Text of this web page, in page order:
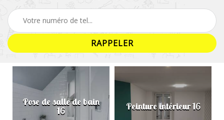
Pose de salle de bain
16 Peinture intérieur 16